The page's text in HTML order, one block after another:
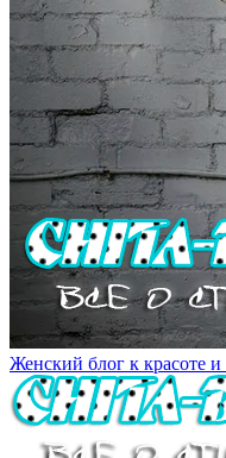
Женский блог к красоте и